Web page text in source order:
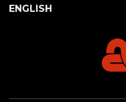
ENGLISH